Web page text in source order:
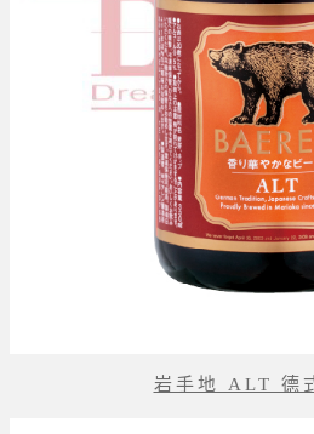
岩手地 ALT 德